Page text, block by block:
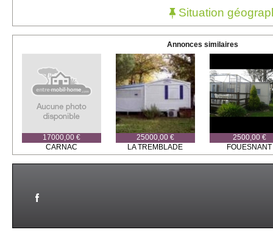
Situation
Annonces similaires
17000,00 €
CARNAC
25000,00 €
LA TREMBLADE
2500,00 €
FOUESNANT